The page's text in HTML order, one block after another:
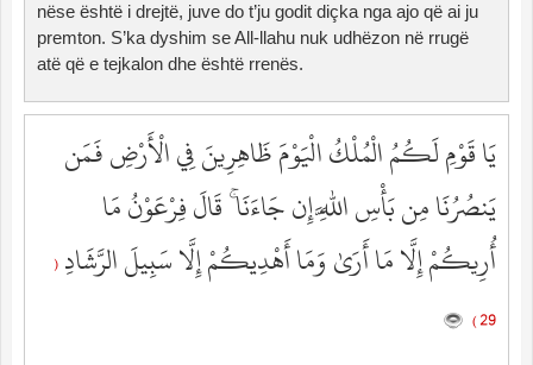
nëse është i drejtë, juve do t’ju godit diçka nga ajo që ai ju
premton. S’ka dyshim se All-llahu nuk udhëzon në rrugë
atë që e tejkalon dhe është rrenës.
يَا قَوْمِ لَكُمُ الْمُلْكُ الْيَوْمَ ظَاهِرِينَ فِي الْأَرْضِ فَمَن
يَنصُرُنَا مِن بَأْسِ اللَّهِ إِن جَاءَنَا ۚ قَالَ فِرْعَوْنُ مَا
أُرِيكُمْ إِلَّا مَا أَرَىٰ وَمَا أَهْدِيكُمْ إِلَّا سَبِيلَ الرَّشَادِ (
29 )